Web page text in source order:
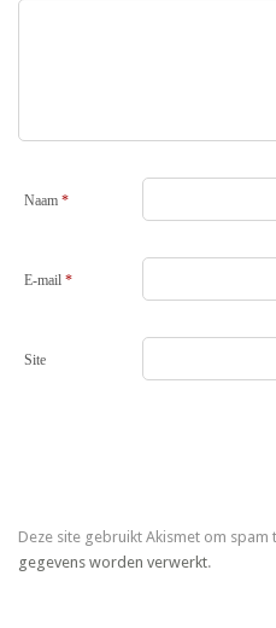
Naam*
E-mail*
Site
Deze site gebruikt Akismet om
gegevens worden verwerkt.